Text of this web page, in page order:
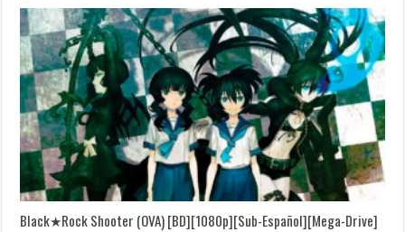
Black★Rock Shooter (OVA) [BD][1080p][Sub-Español][Mega-Drive]